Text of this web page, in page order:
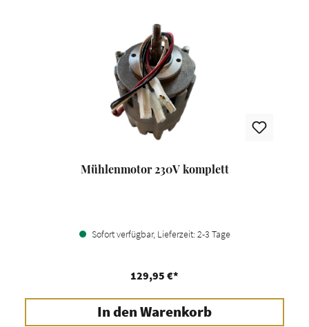
Mühlenmotor 230V komplett
Sofort verfügbar, Lieferzeit: 2-3 Tage
129,95 €*
In den Warenkorb